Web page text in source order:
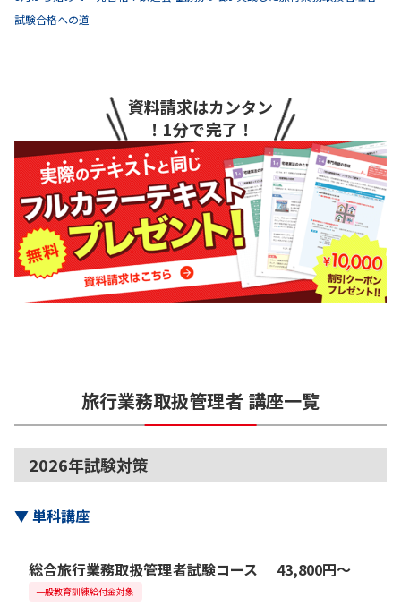
試験合格への道
資料請求はカンタン
！1分で完了！
旅行業務取扱管理者 講座一覧
2026年試験対策
▼単科講座
総合旅行業務取扱管理者試験コース 43,800円〜
一般教育訓練給付金対象